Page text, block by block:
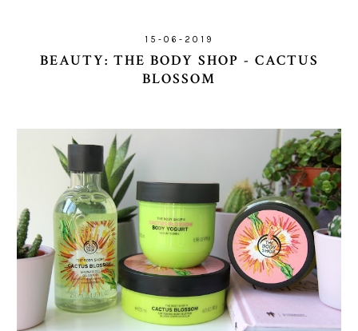
15-06-2019
BEAUTY: THE BODY SHOP - CACTUS
BLOSSOM